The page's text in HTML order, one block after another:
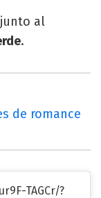
al
.
de romance
TAGCr/?